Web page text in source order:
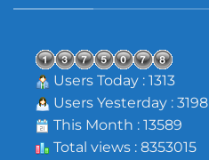
Users Today : 1313
Users Yesterday : 3198
This Month : 13589
Total views : 8353015